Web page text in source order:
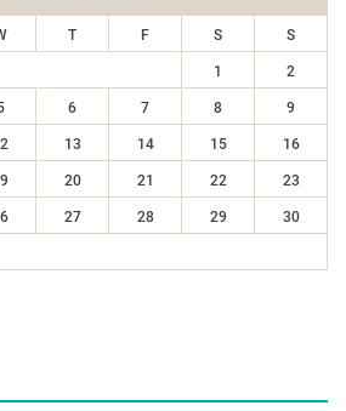
T F S S
1 2
6 7 8 9
13 14 15 16
20 21 22 23
27 28 29 30